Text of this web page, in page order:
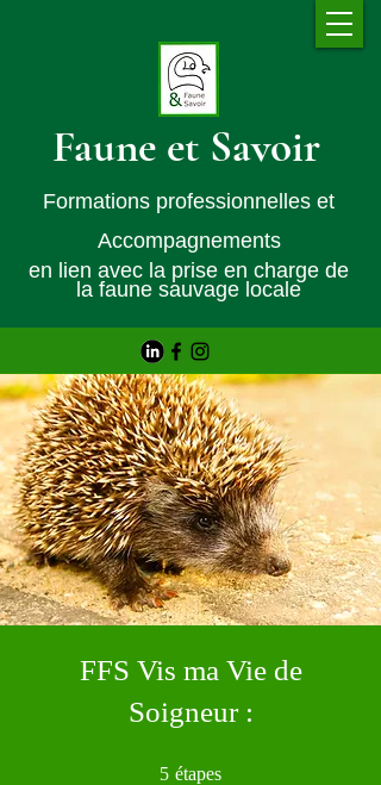
Faune et Savoir
Formations professionnelles et
Accompagnements
en lien avec la prise en charge de
la faune sauvage locale
FFS Vis ma Vie de
Soigneur :
5 étapes